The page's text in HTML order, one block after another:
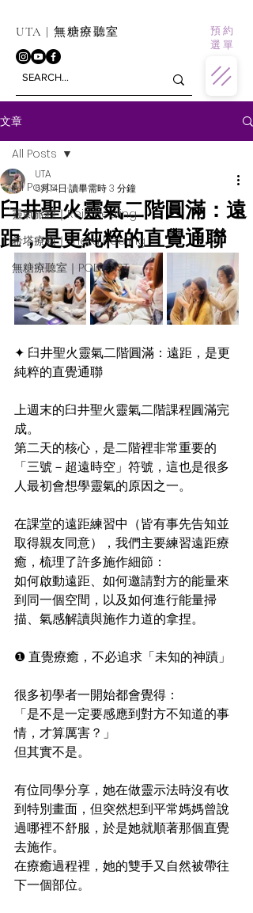
UTA | 無糖療聽室
預 約
選 單
文章
All Posts
靈氣旅程｜Reiki Healing
希塔療癒｜Theta Healing
無糖療聽室｜PODCAST
All Posts
臼井聖火靈氣二階圓滿：遠
距，是更純粹的直覺通聯
UTA
6月14日 讀畢需時 3 分鐘
✦ 臼井聖火靈氣二階圓滿：遠距，是更
純粹的直覺通聯
上週末的臼井聖火靈氣二階課程圓滿完
成。
第二天的核心，是二階裡非常重要的
「三號－超遠時空」符號，這也是很多
人最初會想學靈氣的原因之一。
在課堂的遠距練習中（皆有事先告知並
取得親友同意），我們主要練習遠距療
癒，梳理了許多施作細節：
如何啟動遠距、如何邀請對方的能量來
到同一個空間，以及如何進行能量掃
描、氣感解讀與施作力道的拿捏。
❶ 直覺療癒，不必追求「未知的神蹟」
很多初學者一開始都會覺得：
「是不是一定要感應到對方不知道的事
情，才算厲害？」
但其實不是。
有位同學分享，她在做靈示法時沒有收
到特別畫面，但突然想到平常媽媽曾說
過哪裡不舒服，於是她就順著那個直覺
去施作。
在療癒過程裡，她的雙手又自然被帶往
下一個部位。